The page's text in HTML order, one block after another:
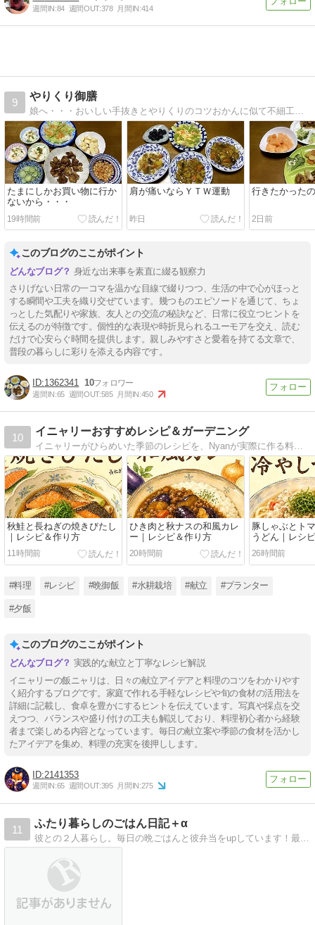
週間IN:84 週間OUT:378 月間IN:414
9
やりくり御膳
娘へ・・・おいしい手抜きとやりくりのコツおかんに似て不細工、おとんに似て不器用なんだから、せめて料理ぐらいは・・・
たまにしかお買い物に行か
ないから・・・
19時間前
肩が痛いならＹＴＷ運動
昨日
行きたかった
2日前
このブログのここがポイント
身近な出来事を素直に綴る観察力
さりげない日常の一コマを温かな目線で綴りつつ、生活の中で心がほっと
する瞬間や工夫を織り交ぜています。幾つものエピソードを通じて、ちょ
っとした気配りや家族、友人との交流の秘訣など、日常に役立つヒントを
伝えるのが特徴です。個性的な表現や時折見られるユーモアを交え、読む
だけで心安らぐ時間を提供します。親しみやすさと愛着を持てる文章で、
普段の暮らしに彩りを添える内容です。
1362341 10
週間IN:65 週間OUT:585 月間IN:450
10
イニャリーおすすめレシピ＆ガーデニング
イニャリーがひらめいた季節のレシピを、Nyanが実際に作る料理ブログです。献立見てご飯作ったら、＃イニャリーの飯ニャリタグで紹介してニャ
秋鮭と長ねぎの焼きびたし
｜レシピ＆作り方
11時間前
ひき肉と秋ナスの和風カレ
ー｜レシピ＆作り方
20時間前
豚しゃぶとト
うどん｜レシ
26時間前
#料理 #レシピ #晩御飯 #水耕栽培 #献立 #プランター
#夕飯
このブログのここがポイント
実践的な献立と丁寧なレシピ解説
イニャリーの飯ニャリは、日々の献立アイデアと料理のコツをわかりやす
く紹介するブログです。家庭で作れる手軽なレシピや旬の食材の活用法を
詳細に記載し、食卓を豊かにするヒントを伝えています。写真や採点を交
えつつ、バランスや盛り付けの工夫も解説しており、料理初心者から経験
者まで楽しめる内容となっています。毎日の献立案や季節の食材を活かし
たアイデアを集め、料理の充実を後押しします。
2141353
週間IN:65 週間OUT:395 月間IN:275
11
ふたり暮らしのごはん日記＋α
【Tips】気になるブログをフォロー。
登録不要。更新を逃さずキャッチ！